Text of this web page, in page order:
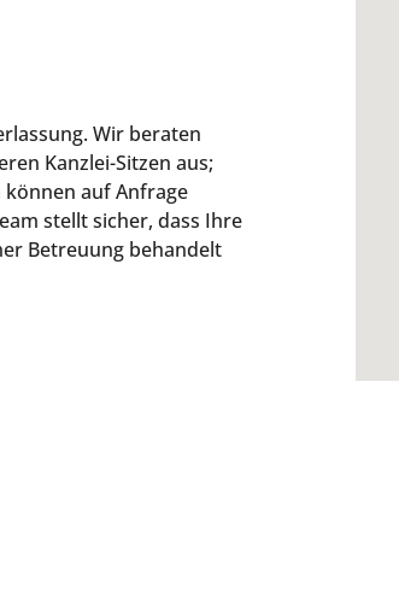
Wir beraten
Kanzlei-Sitzen aus;
auf Anfrage
stellt sicher, dass Ihre
Betreuung behandelt